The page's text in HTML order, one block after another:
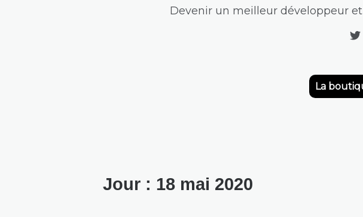
Devenir un meilleur développeur
La
Jour : 18 mai 2020